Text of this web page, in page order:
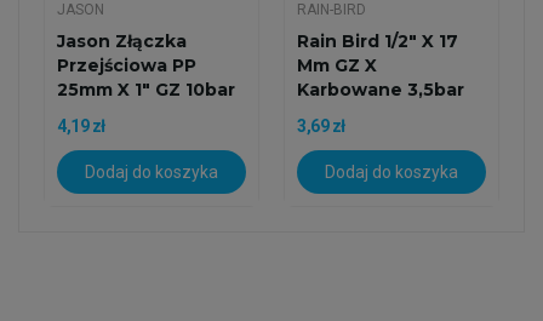
JASON
Jason Złączka
Przejściowa PP
25mm X 1" GZ 10bar
4,19 zł
Dodaj do koszyka
RAIN-BIRD
Rain Bird 1/2" X 17
Mm GZ X
Karbowane 3,5bar
Brązowy...
3,69 zł
Dodaj do koszyka